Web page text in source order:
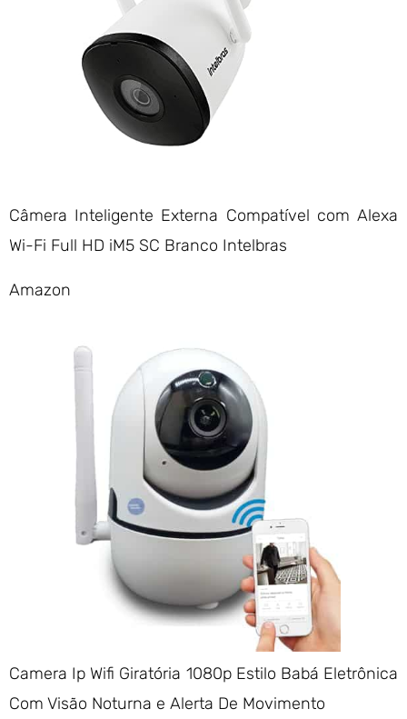
Câmera Inteligente Externa Compatível com Alexa
Wi-Fi Full HD iM5 SC Branco Intelbras
Amazon
Camera Ip Wifi Giratória 1080p Estilo Babá Eletrônica
Com Visão Noturna e Alerta De Movimento